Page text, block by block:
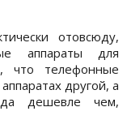
отовсюду,
аппараты для
что телефонные
другой, а
дешевле чем,